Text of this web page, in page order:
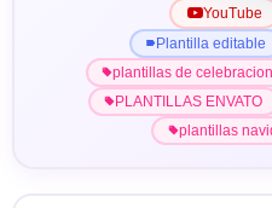
YouTube
Plantilla editable
plantillas de celebracion
PLANTILLAS ENVATO
plantillas